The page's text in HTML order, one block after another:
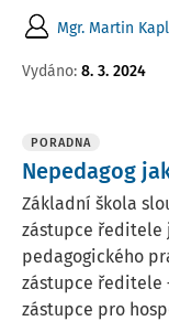
Mgr. Martin
Vydáno: 8. 3. 2024
PORADNA
Nepedagog
Základní škola
zástupce ředitele
pedagogického
zástupce ředitele
zástupce pro